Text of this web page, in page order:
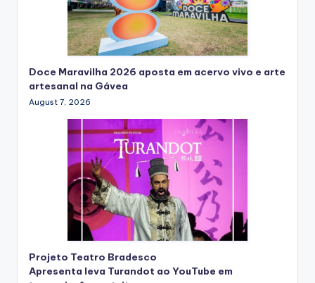
Doce Maravilha 2026 aposta em acervo vivo e arte
artesanal na Gávea
August 7, 2026
Projeto Teatro Bradesco
Apresenta leva Turandot ao YouTube em